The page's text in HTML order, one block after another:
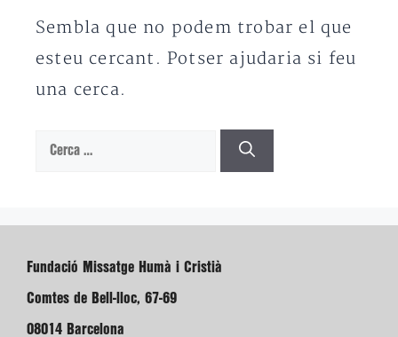
Sembla que no podem trobar el que
esteu cercant. Potser ajudaria si feu
una cerca.
Cerca:
Fundació Missatge Humà i Cristià
Comtes de Bell-lloc, 67-69
08014 Barcelona